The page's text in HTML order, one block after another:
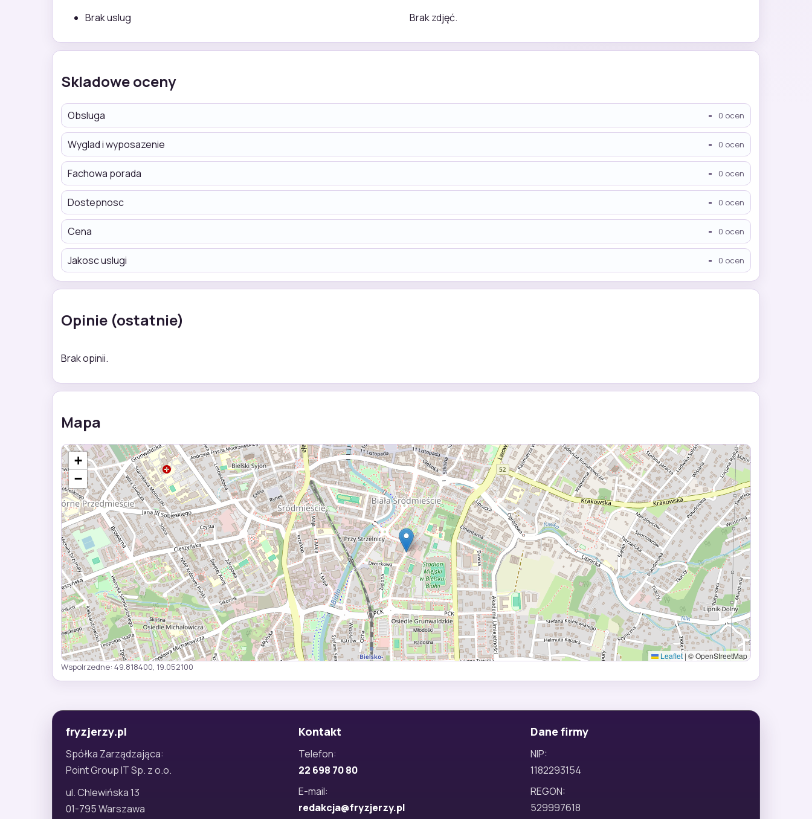
Brak uslug Brak zdjęć.
Skladowe oceny
Obsluga - 0 ocen
Wyglad i wyposazenie - 0 ocen
Fachowa porada - 0 ocen
Dostepnosc - 0 ocen
Cena - 0 ocen
Jakosc uslugi - 0 ocen
Opinie (ostatnie)
Brak opinii.
Mapa
+
−
Leaflet | © OpenStreetMap
Wspolrzedne: 49.818400, 19.052100
fryzjerzy.pl
Spółka Zarządzająca:
Point Group IT Sp. z o.o.
ul. Chlewińska 13
01-795 Warszawa
Kontakt
Telefon:
22 698 70 80
E-mail:
redakcja@fryzjerzy.pl
Dane firmy
NIP:
1182293154
REGON:
529997618